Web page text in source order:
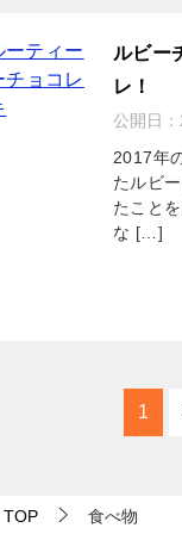
ルビー
レ！
公開日：
2017年
たルビ
たこと
な […]
1
TOP 食べ物